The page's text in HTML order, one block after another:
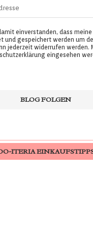
einverstanden, dass
und gespeichert werden um
jederzeit widerrufen werden.
eingesehen
ITERIA